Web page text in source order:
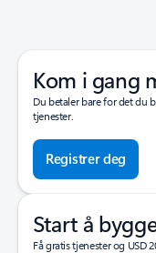
Kom i gang
Du betaler bare for det du
tjenester.
Registrer deg
Start å
Få gratis tjenester og USD